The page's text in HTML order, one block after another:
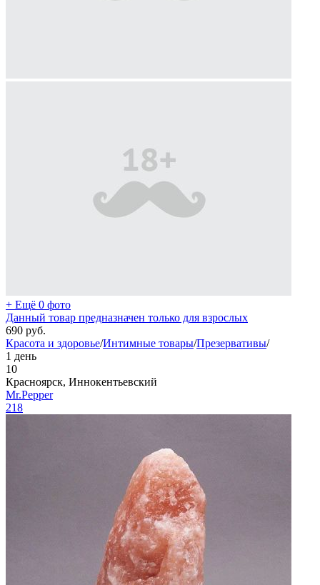
+ Ещё 0 фото
Данный товар предназначен только для взрослых
690 руб.
Красота и здоровье/Интимные товары/Презервативы/
1 день
10
Красноярск, Иннокентьевский
Mr.Pepper
218